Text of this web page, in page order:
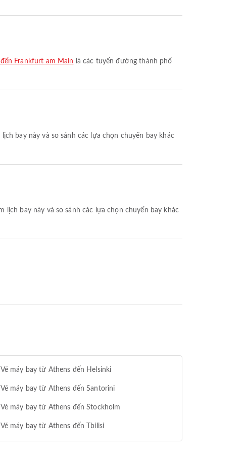
Frankfurt am Main
là các tuyến đường thành phố
Vé máy bay từ Athens đến Helsinki
Vé máy bay từ Athens đến Santorini
Vé máy bay từ Athens đến Stockholm
Vé máy bay từ Athens đến Tbilisi